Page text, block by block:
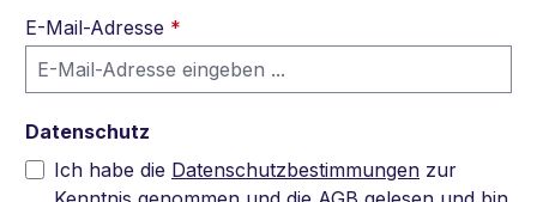
E-Mail-Adresse *
Datenschutz
Ich habe die Datenschutzbestimmungen zur